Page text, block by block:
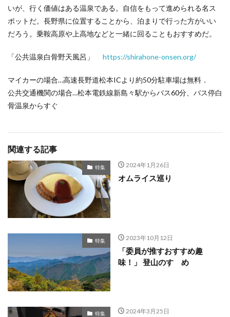
いが、行く価値はある温泉である。自信をもって進められる名ス
ポットだ。長野県に位置することから、泊まりで行った方がいい
だろう。乗鞍高原や上高地などと一緒に回ることもおすすめだ。
「公共温泉白骨野天風呂」 https://shirahone-onsen.org/
マイカーの場合…高速長野道松本ICより約50分駐車場は無料．
公共交通機関の場合…松本電鉄線新島々駅からバス60分、バス停白
骨温泉からすぐ
関連する記事
特集 2024年1月26日
オムライス巡り
特集 2023年10月12日
「委員が推すおすすめ趣
味！」 登山のすゝめ
特集 2024年3月25日